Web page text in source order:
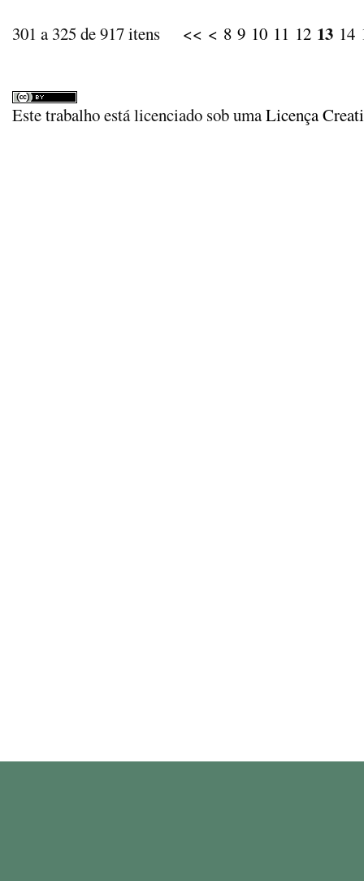
301 a 325 de 917 itens << < 8 9 10 11 12 13 14
Este trabalho está licenciado sob umaLicença